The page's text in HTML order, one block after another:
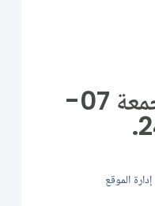
موجز أخبار الجمعة 07-
إدارة الموقع